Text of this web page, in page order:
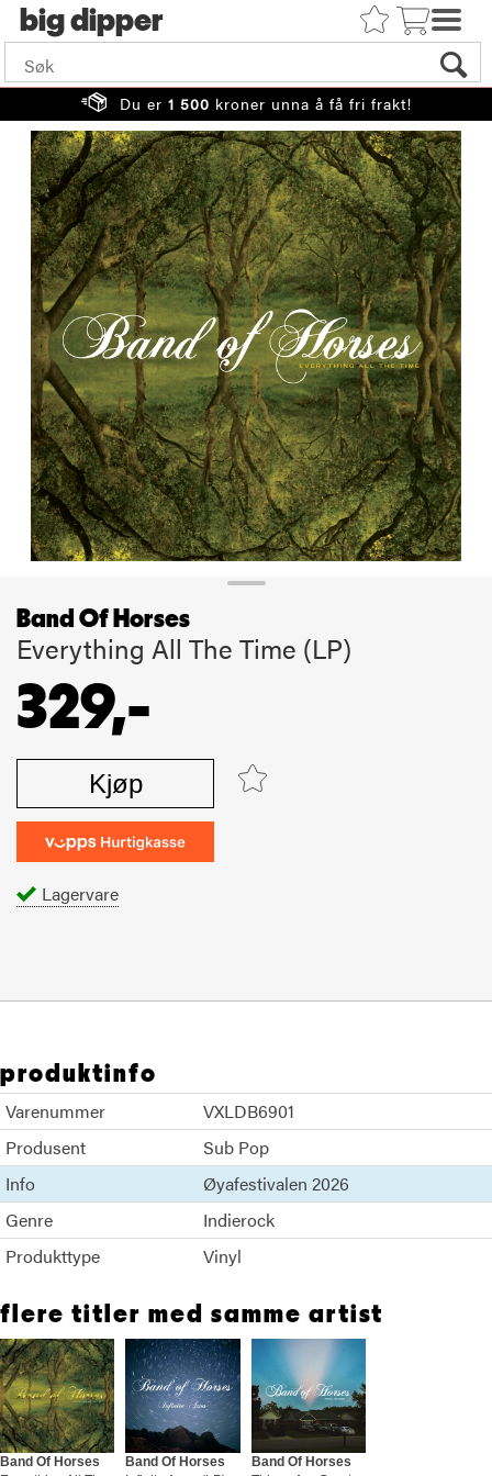
big
Du er 1 500 kroner unna å få fri frakt!
Band Of Horses
Everything All The Time (LP)
329,-
Kjøp
Lagervare
produktinfo
Varenummer
VXLDB6901
Produsent
Sub Pop
Info
Øyafestivalen 2026
Genre
Indierock
Produkttype
Vinyl
flere titler med samme artist
Band Of Horses
Band Of Horses
Band Of Horses